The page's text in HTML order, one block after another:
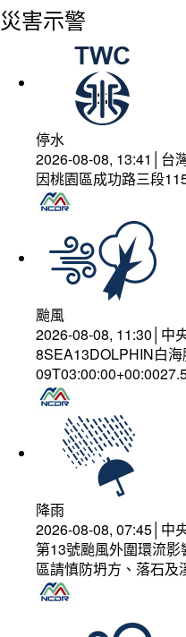
災害示警
停水
2026-08-08, 13:41│台
因桃園區成功路三段
颱風
2026-08-08, 11:30│中
8SEA13DOLPHIN白
降雨
2026-08-08, 07:45│中
第13號颱風外圍環流
區請慎防坍方、落石及